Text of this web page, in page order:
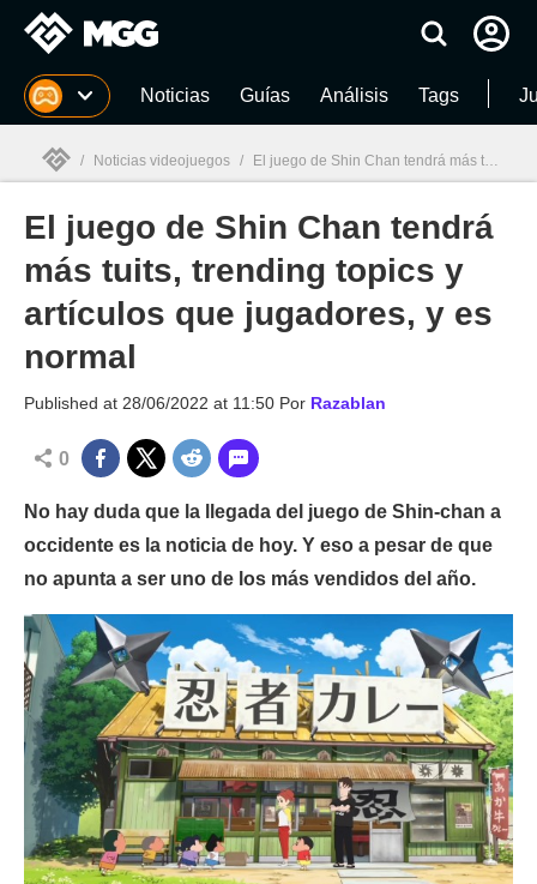
MGG Noticias Guías Análisis Tags
MGG
/ Noticias videojuegos / El juego de Shin Chan tendrá más tuits, trending topics y artículos que jugadores, y es normal
El juego de Shin Chan tendrá
más tuits, trending topics y
artículos que jugadores, y es
normal
Published at 28/06/2022 at 11:50 Por Razablan
0
No hay duda que la llegada del juego de Shin-chan a
occidente es la noticia de hoy. Y eso a pesar de que
no apunta a ser uno de los más vendidos del año.